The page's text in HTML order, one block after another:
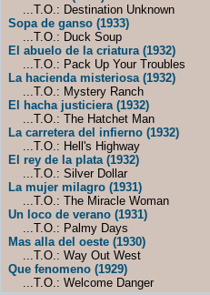
...T.O.: Destination Unknown
Sopa de ganso (1933)
...T.O.: Duck Soup
El abuelo de la criatura (1932)
...T.O.: Pack Up Your Troubles
La hacienda misteriosa (1932)
...T.O.: Mystery Ranch
El hacha justiciera (1932)
...T.O.: The Hatchet Man
La carretera del infierno (1932)
...T.O.: Hell's Highway
El rey de la plata (1932)
...T.O.: Silver Dollar
La mujer milagro (1931)
...T.O.: The Miracle Woman
Un loco de verano (1931)
...T.O.: Palmy Days
Mas alla del oeste (1930)
...T.O.: Way Out West
Que fenomeno (1929)
...T.O.: Welcome Danger